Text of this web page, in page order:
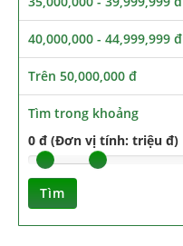
40,000,000 - 44,999,999 đ
Trên 50,000,000 đ
Tìm trong khoảng
0 đ (Đơn vị tính: triệu đ)
Tìm